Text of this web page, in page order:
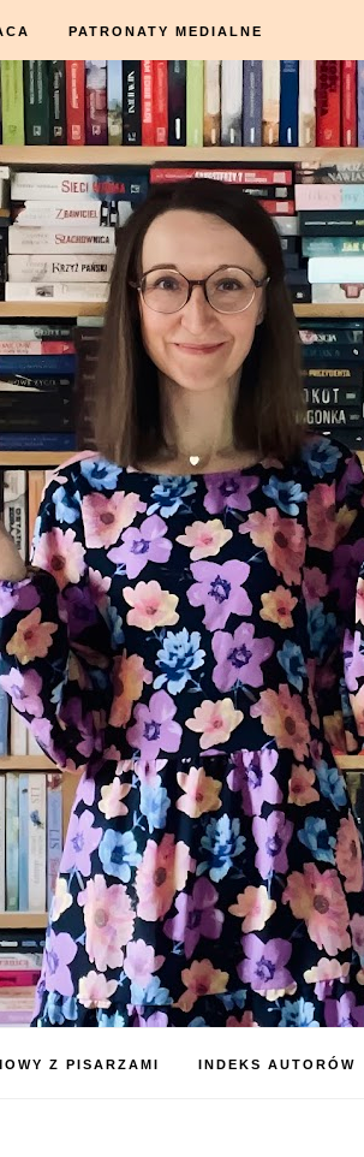
PATRONATY MEDIALNE
Z PISARZAMI INDEKS AUTORÓW